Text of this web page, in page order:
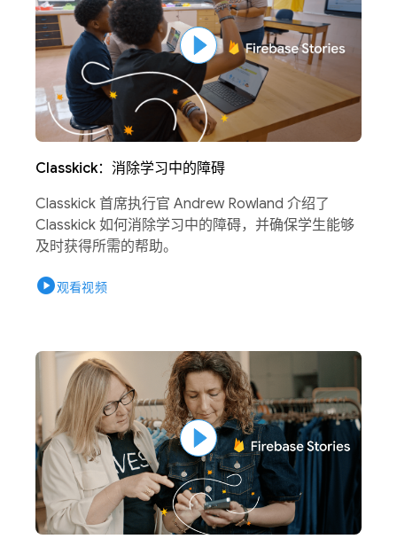
Classkick：消除学习中的障碍
Classkick 首席执行官 Andrew Rowland 介绍了
Classkick 如何消除学习中的障碍，并确保学生能够
及时获得所需的帮助。
play_circle观看视频